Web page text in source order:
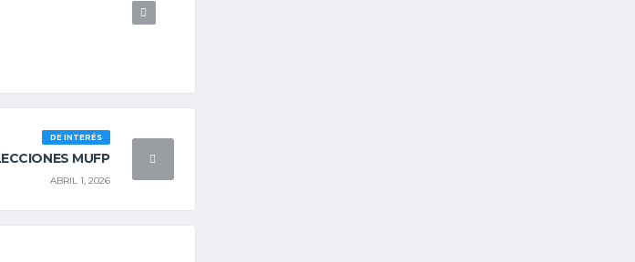
DE INTERÉS
MUFP
ABRIL 1, 2026